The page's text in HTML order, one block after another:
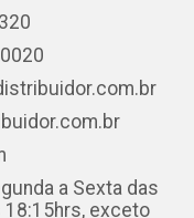
a Sexta das
18:15hrs, exceto